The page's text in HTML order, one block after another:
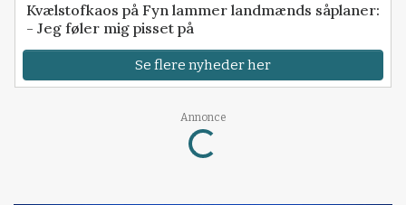
Kvælstofkaos på Fyn lammer landmænds såplaner:
- Jeg føler mig pisset på
Se flere nyheder her
Annonce
Loading...